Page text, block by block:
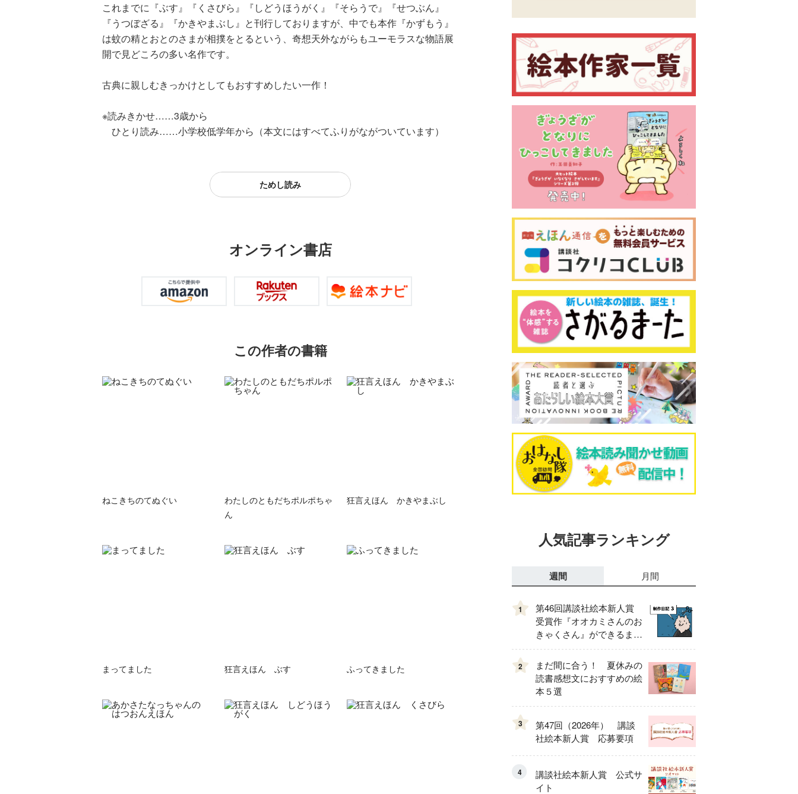
これまでに『ぶす』『くさびら』『しどうほうがく』『そらうで』『せつぶん』
『うつぼざる』『かきやまぶし』と刊行しておりますが、中でも本作『かずもう』
は蚊の精とおとのさまが相撲をとるという、奇想天外ながらもユーモラスな物語展
開で見どころの多い名作です。
古典に親しむきっかけとしてもおすすめしたい一作！
※読みきかせ……3歳から
ひとり読み……小学校低学年から（本文にはすべてふりがながついています）
ためし読み
オンライン書店
この作者の書籍
ねこきちのてぬぐい
わたしのともだちポルポちゃ
ん
狂言えほん かきやまぶし
まってました 狂言えほん ぶす ふってきました
人気記事ランキング
週間 月間
1
第46回講談社絵本新人賞
受賞作『オオカミさんのお
きゃくさん』ができるまで
③
2
まだ間に合う！ 夏休みの
読書感想文におすすめの絵
本５選
3
第47回（2026年） 講談
社絵本新人賞 応募要項
4
講談社絵本新人賞 公式サ
イト